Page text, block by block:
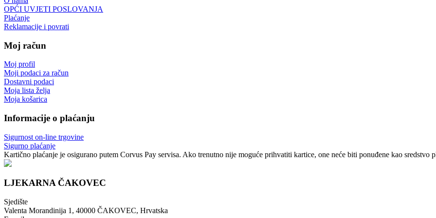
OPĆI UVJETI POSLOVANJA
Plaćanje
Reklamacije i povrati
Moj račun
Moj profil
Moji podaci za račun
Dostavni podaci
Moja lista želja
Moja košarica
Informacije o plaćanju
Sigurnost on-line trgovine
Sigurno plaćanje
Kartično plaćanje je osigurano putem Corvus Pay servisa. Ako trenutno nije moguće prihvatiti kartice, one neće biti ponuđene kao sredstvo
LJEKARNA ČAKOVEC
Sjedište
Valenta Morandinija 1, 40000 ČAKOVEC, Hrvatska